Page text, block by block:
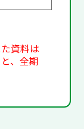
資料は
、全期